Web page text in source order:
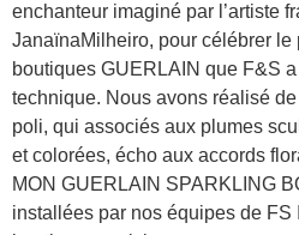
enchanteur imaginé par l’artiste
JanaïnaMilheiro, pour célébrer le
boutiques GUERLAIN que F&S
technique. Nous avons réalisé
poli, qui associés aux plumes
et colorées, écho aux accords
MON GUERLAIN SPARKLING
installées par nos équipes de